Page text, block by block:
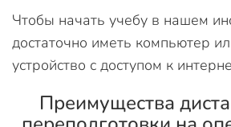
Чтобы начать учебу в нашем
достаточно иметь компьютер
устройство с доступом к
Преимущества